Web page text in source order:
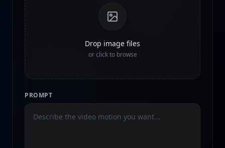
Drop image files
or click to browse
PROMPT